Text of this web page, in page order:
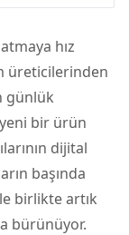
hız
üreticilerinden
günlük
bir ürün
dijital
başında
birlikte artık
bürünüyor.